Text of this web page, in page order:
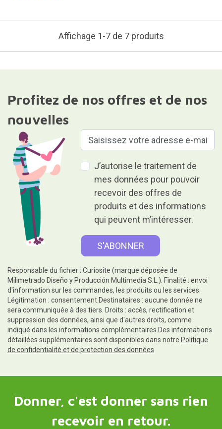
Affichage 1-7 de 7 produits
Profitez de nos offres et de nos
nouvelles
J’autorise le traitement de
mes données pour pouvoir
recevoir des offres de
produits et des informations
qui peuvent m’intéresser.
Responsable du fichier : Curiosite (marque déposée de
Milimetrado Diseño y Producción Multimedia S.L.). Finalité : envoi
d'information sur les commandes, les produits ou les services.
Légitimation : consentement.Destinataires : aucune donnée ne
sera communiquée à des tiers. Droits : accès, rectification et
suppression des données, ainsi que d'autres droits, comme
indiqué dans les informations complémentaires.Des informations
détaillées supplémentaires sont disponibles dans notre Politique
de confidentialité et de protection des données
Donner, c'est donner sans rien
recevoir en retour.